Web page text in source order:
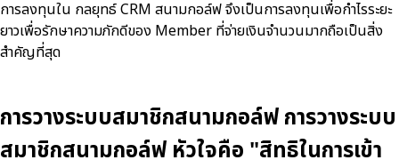
การลงทุนใน กลยุทธ์ CRM สนามกอล์ฟ จึงเป็นการลงทุนเพื่อกำไรระยะ
ยาวเพื่อรักษาความภักดีของ Member ที่จ่ายเงินจำนวนมากถือเป็นสิ่ง
สำคัญที่สุด
การวางระบบสมาชิกสนามกอล์ฟ การวางระบบ
สมาชิกสนามกอล์ฟ หัวใจคือ "สิทธิในการเข้า